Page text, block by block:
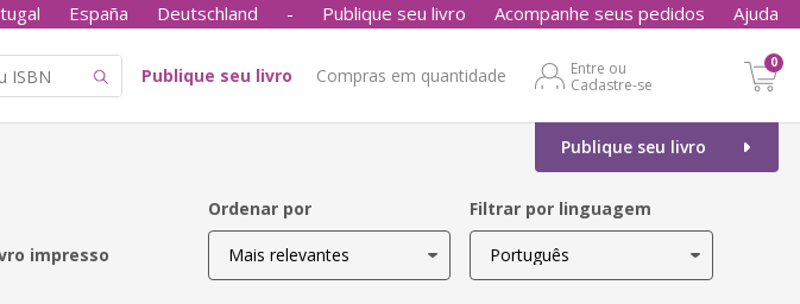
España Deutschland - Publique seu livro Acompanhe seus pedidos Ajuda
Publique seu livro Compras em quantidade
Entre ou
Cadastre-se
0
Publique seu livro
impresso
Ordenar por Filtrar por linguagem